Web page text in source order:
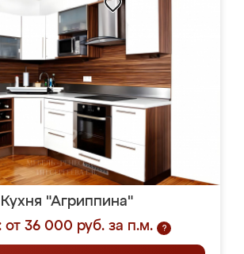
Кухня "Агриппина"
от 36 000 руб. за п.м.
?